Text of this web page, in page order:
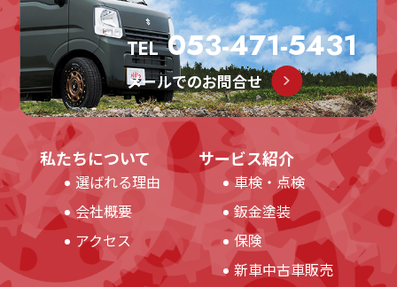
TEL053-471-5431
メールでのお問合せ
私たちについて
選ばれる理由
会社概要
アクセス
サービス紹介
車検・点検
鈑金塗装
保険
新車中古車販売